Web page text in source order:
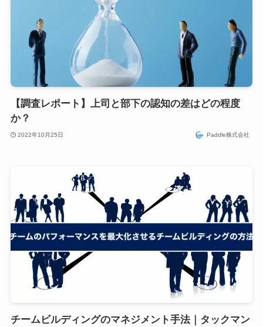
【調査レポート】上司と部下の認知の差はどの程度
か？
2022年10月25日 Paddle株式会社
チームビルディングのマネジメント手法｜タックマン